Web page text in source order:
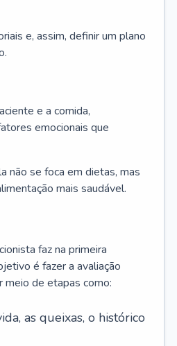
e, assim, definir um plano
e a comida,
emocionais que
não se foca em dietas, mas
mais saudável.
faz na primeira
é fazer a avaliação
meio de etapas como:
as queixas, o histórico